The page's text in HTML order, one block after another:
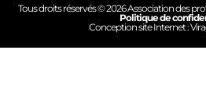
Tous droits réservés © 2026 Association des
Politique de
Conception site Internet :